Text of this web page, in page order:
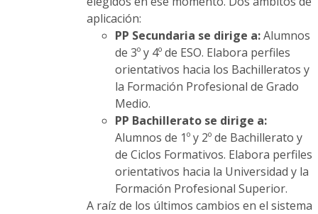
aplicación:
PP Secundaria se dirige a:Alumnos
de 3º y 4º de ESO. Elabora perfiles
orientativos hacia los Bachilleratos y
la Formación Profesional de Grado
Medio.
PP Bachillerato se dirige a:
Alumnos de 1º y 2º de Bachillerato y
de Ciclos Formativos. Elabora perfiles
orientativos hacia la Universidad y la
Formación Profesional Superior.
A raíz de los últimos cambios en el sistema